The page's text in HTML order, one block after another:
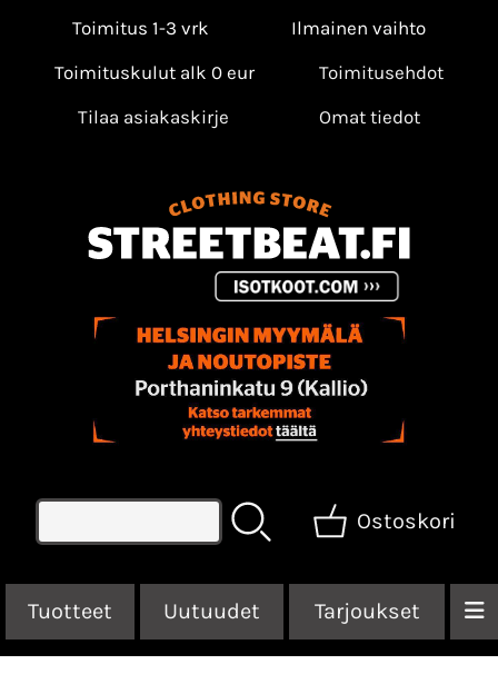
Toimitus 1-3 vrk
Ilmainen vaihto
Toimituskulut alk 0 eur
Toimitusehdot
Tilaa asiakaskirje
Omat tiedot
Ostoskori
Tuotteet Uutuudet Tarjoukset